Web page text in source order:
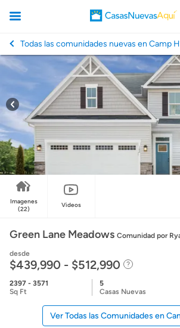
CasasNuevasAqui
Todas las comunidades nuevas en Camp
Imagenes
(22)
Videos
Green Lane Meadows Comunidad por
desde
$439,990 - $512,990
2397 - 3571
Sq Ft
5
Casas Nuevas
Ver Todas las Comunidades en